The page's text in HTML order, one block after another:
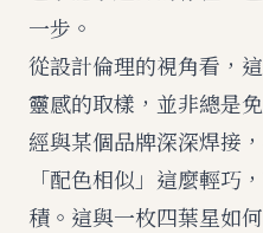
一步。
從設計倫理的視角看，
靈感的取樣，並非總是
經與某個品牌深深焊接
「配色相似」這麼輕巧
積。這與一枚四葉星如